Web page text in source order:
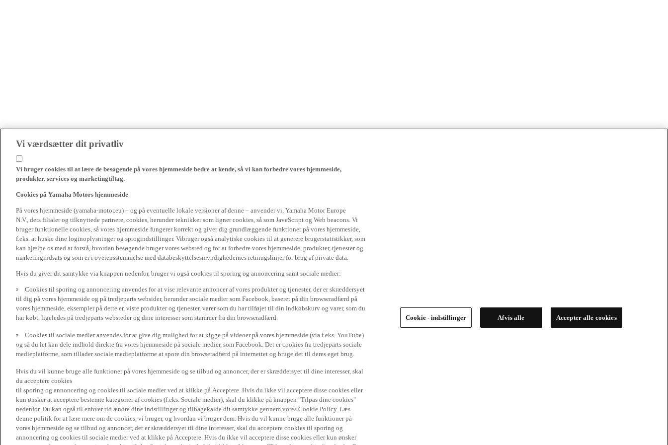
Vi værdsætter dit privatliv
Vi bruger cookies til at lære de besøgende på vores hjemmeside bedre at kende, så vi kan forbedre vores hjemmeside,
produkter, services og marketingtiltag.
Cookies på Yamaha Motors hjemmeside
På vores hjemmeside (yamaha-motor.eu) – og på eventuelle lokale versioner af denne – anvender vi, Yamaha Motor Europe
N.V., dets filialer og tilknyttede partnere, cookies, herunder teknikker som ligner cookies, så som JaveScript og Web beacons. Vi
bruger funktionelle cookies, så vores hjemmeside fungerer korrekt og giver dig grundlæggende funktioner på vores hjemmeside,
f.eks. at huske dine loginoplysninger og sprogindstillinger. Vibruger også analytiske cookies til at generere brugerstatistikker, som
kan hjælpe os med at forstå, hvordan besøgende bruger vores websted og for at forbedre vores hjemmeside, produkter, tjenester og
marketingindsats og som er i overensstemmelse med databeskyttelsesmyndighedernes retningslinjer for brug af private data.
Hvis du giver dit samtykke via knappen nedenfor, bruger vi også cookies til sporing og annoncering samt sociale medier:
Cookies til sporing og annoncering anvendes for at vise relevante annoncer af vores produkter og tjenester, der er skræddersyet
til dig på vores hjemmeside og på tredjeparts websider, herunder sociale medier som Facebook, baseret på din browseradfærd på
vores hjemmeside, eksempler på dette er, viste produkter og tjenester, varer som du har tilføjet til din indkøbskurv og varer, som du
har købt, ligeledes på tredjeparts websteder og dine interesser som stammer fra din browseradfærd.
Cookies til sociale medier anvendes for at give dig mulighed for at kigge på videoer på vores hjemmeside (via f.eks. YouTube)
og så du let kan dele indhold direkte fra vores hjemmeside på sociale medier, som Facebook. Det er cookies fra tredjeparts sociale
medieplatforme, som tillader sociale medieplatforme at spore din browseradfærd på internettet og bruge det til deres eget brug.
Hvis du vil kunne bruge alle funktioner på vores hjemmeside og se tilbud og annoncer, der er skræddersyet til dine interesser, skal
du acceptere cookies
til sporing og annoncering og cookies til sociale medier ved at klikke på Acceptere. Hvis du ikke vil acceptere disse cookies eller
kun ønsker at acceptere bestemte kategorier af cookies (f.eks. Sociale medier), skal du klikke på knappen "Tilpas dine cookies"
nedenfor. Du kan også til enhver tid ændre dine indstillinger og tilbagekalde dit samtykke gennem vores Cookie Policy. Læs
denne politik for at lære mere om de cookies, vi bruger, og hvordan vi bruger dem. Hvis du vil kunne bruge alle funktioner på
vores hjemmeside og se tilbud og annoncer, der er skræddersyet til dine interesser, skal du acceptere cookies til sporing og
annoncering og cookies til sociale medier ved at klikke på Acceptere. Hvis du ikke vil acceptere disse cookies eller kun ønsker
Cookie - indstillinger Afvis alle Accepter alle cookies